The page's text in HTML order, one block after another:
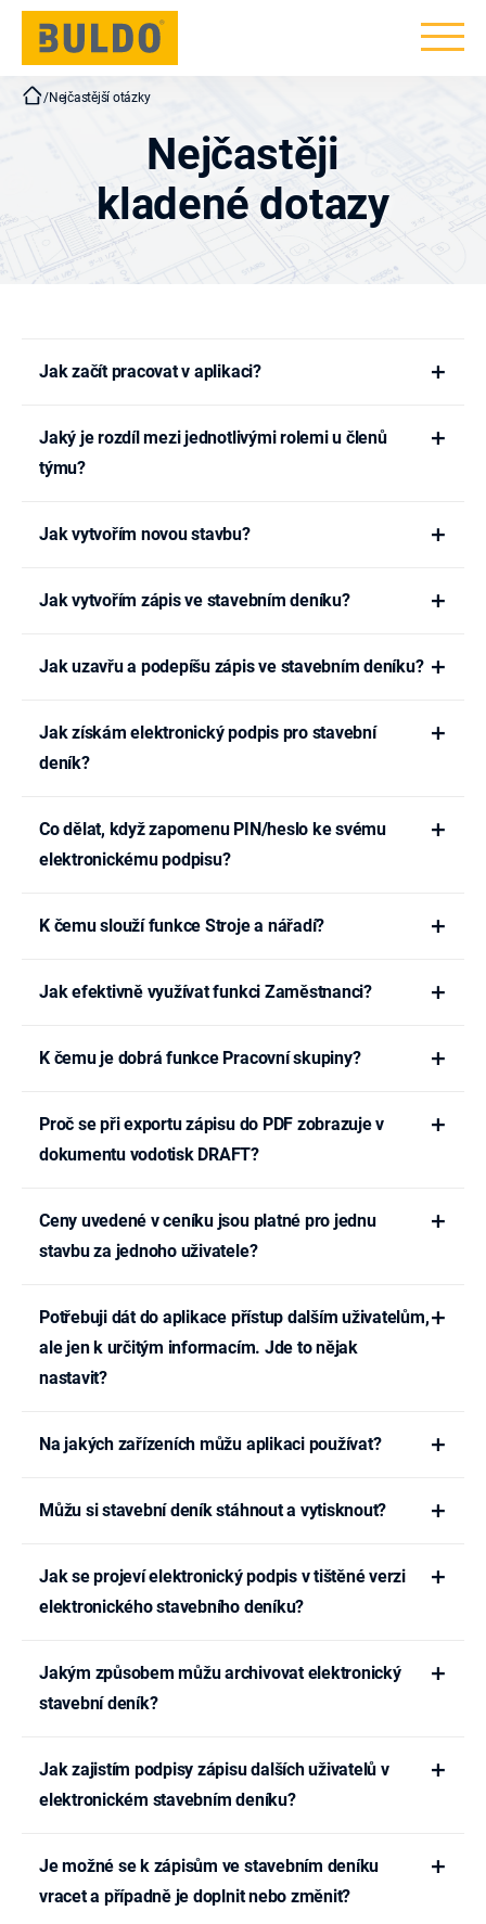
BULDO
/Nejčastější otázky
Nejčastěji
kladené dotazy
Jak začít pracovat v aplikaci?
Jaký je rozdíl mezi jednotlivými rolemi u členů
týmu?
Jak vytvořím novou stavbu?
Jak vytvořím zápis ve stavebním deníku?
Jak uzavřu a podepíšu zápis ve stavebním deníku?
Jak získám elektronický podpis pro stavební
deník?
Co dělat, když zapomenu PIN/heslo ke svému
elektronickému podpisu?
K čemu slouží funkce Stroje a nářadí?
Jak efektivně využívat funkci Zaměstnanci?
K čemu je dobrá funkce Pracovní skupiny?
Proč se při exportu zápisu do PDF zobrazuje v
dokumentu vodotisk DRAFT?
Ceny uvedené v ceníku jsou platné pro jednu
stavbu za jednoho uživatele?
Potřebuji dát do aplikace přístup dalším uživatelům,
ale jen k určitým informacím. Jde to nějak
nastavit?
Na jakých zařízeních můžu aplikaci používat?
Můžu si stavební deník stáhnout a vytisknout?
Jak se projeví elektronický podpis v tištěné verzi
elektronického stavebního deníku?
Jakým způsobem můžu archivovat elektronický
stavební deník?
Jak zajistím podpisy zápisu dalších uživatelů v
elektronickém stavebním deníku?
Je možné se k zápisům ve stavebním deníku
vracet a případně je doplnit nebo změnit?